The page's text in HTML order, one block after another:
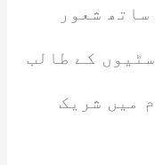
شعور
کے طالب
میں شریک